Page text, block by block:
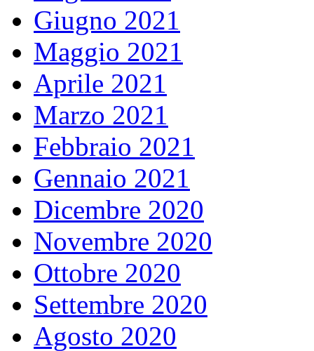
Giugno 2021
Maggio 2021
Aprile 2021
Marzo 2021
Febbraio 2021
Gennaio 2021
Dicembre 2020
Novembre 2020
Ottobre 2020
Settembre 2020
Agosto 2020